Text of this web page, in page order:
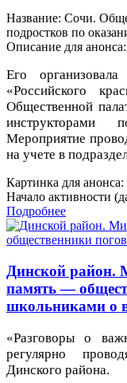
Название: Сочи.
подростков по
Описание для анонса:
Его
«Российского
Общественной
Мероприятие
на учете в
Картинка для
Начало активности
Подробнее
Динской район.
память —
школьниками о
«Разговоры о
регулярно
Динского района.